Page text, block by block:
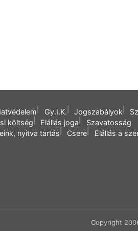
Gy.I.K. Jogszabályok
költség Elállás joga
Szavatosság
nyitva tartás Csere Elállás a
Copyright